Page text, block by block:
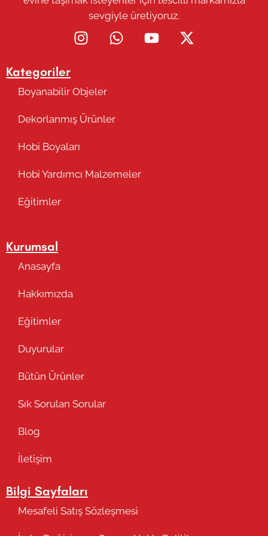
sevgiyle üretiyoruz.
Kategoriler
Boyanabilir Objeler
Dekorlanmış Ürünler
Hobi Boyaları
Hobi Yardımcı Malzemeler
Eğitimler
Kurumsal
Anasayfa
Hakkımızda
Eğitimler
Duyurular
Bütün Ürünler
Sık Sorulan Sorular
Blog
İletişim
Bilgi Sayfaları
Mesafeli Satış Sözleşmesi